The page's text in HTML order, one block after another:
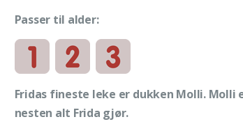
Kartong
Passer til alder:
Fridas fineste leke er dukken Molli. Molli
nesten alt Frida gjør.